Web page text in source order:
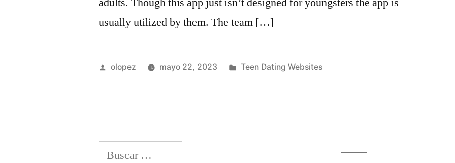
usually utilized by them. The team […]
Publicada
olopez mayo 22, 2023
Publicada
Teen Dating Websites
Buscar: